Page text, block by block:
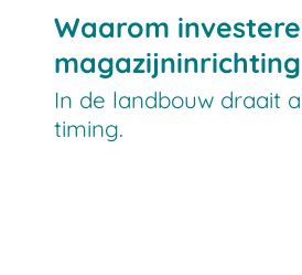
Waarom
In de landbouw draait
timing.